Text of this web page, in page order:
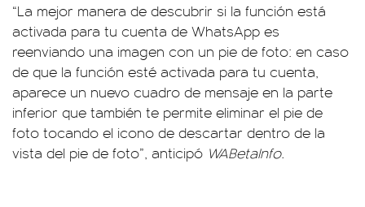
“La mejor manera de descubrir si la función está
activada para tu cuenta de WhatsApp es
reenviando una imagen con un pie de foto: en caso
de que la función esté activada para tu cuenta,
aparece un nuevo cuadro de mensaje en la parte
inferior que también te permite eliminar el pie de
foto tocando el icono de descartar dentro de la
vista del pie de foto”, anticipó WABetaInfo.